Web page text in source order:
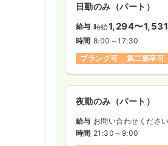
日勤のみ（パート）
給与 時給1,294〜1,531
時間 8:00～17:30
ブランク可
第二新卒可
夜勤のみ（パート）
給与 お問い合わせください
時間 21:30～9:00